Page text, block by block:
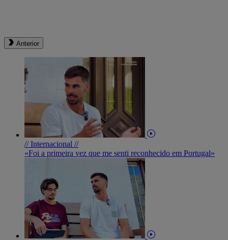
Anterior
// Internacional //
«Foi a primeira vez que me senti reconhecido em Portugal»